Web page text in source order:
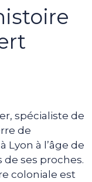
spécialiste de
de
Lyon à l’âge de
de ses proches.
coloniale est